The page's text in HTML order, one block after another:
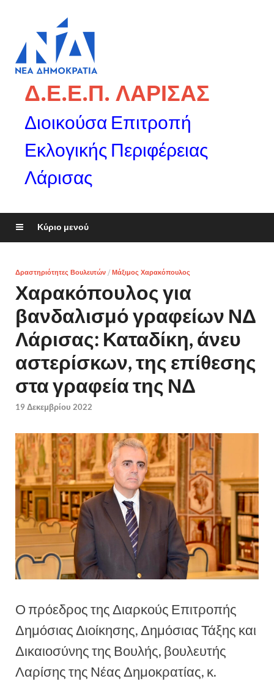
Δ.Ε.Ε.Π. ΛΑΡΙΣΑΣ
Διοικούσα Επιτροπή
Εκλογικής Περιφέρειας
Λάρισας
Κύριο μενού
Δραστηριότητες Βουλευτών / Μάξιμος Χαρακόπουλος
Χαρακόπουλος για
βανδαλισμό γραφείων ΝΔ
Λάρισας: Καταδίκη, άνευ
αστερίσκων, της επίθεσης
στα γραφεία της ΝΔ
19 Δεκεμβρίου 2022
Ο πρόεδρος της Διαρκούς Επιτροπής
Δημόσιας Διοίκησης, Δημόσιας Τάξης και
Δικαιοσύνης της Βουλής, βουλευτής
Λαρίσης της Νέας Δημοκρατίας, κ.